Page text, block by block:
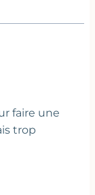
faire une
trop